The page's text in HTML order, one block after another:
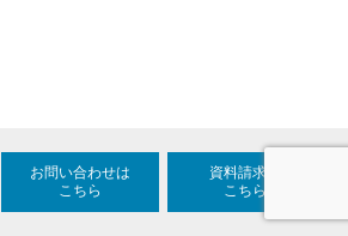
お問い合わせは
こちら
資料請求は
こちら